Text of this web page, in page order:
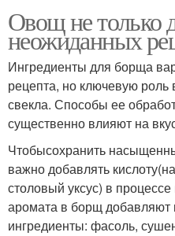
Овощ не только
неожиданных
Ингредиенты для борща
рецепта, но ключевую роль
свекла. Способы ее
существенно влияют на
Чтобысохранить
важно добавлять
столовый уксус) в
аромата в борщ добавляют
ингредиенты: фасоль,